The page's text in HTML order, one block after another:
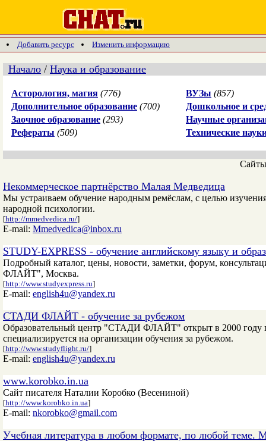
Добавить ресурс Изменить информацию
Начало / Наука и образование
Асторология, магия (776) ВУЗы (857)
Дополнительное образование (700)
Дошкольное и
Заочное образование (293)
Научные
Рефераты (509) Технические
Некоммерческое партнёрство Малая Медведица
Мы устраиваем обучение народным ремёслам, с целью
народной психологии.
[http://mmedvedica.ru/]
E-mail: Mmedvedica@inbox.ru
STUDY-EXPRESS - обучение английскому языку и
Подробный каталог, цены, новости, заметки, форум,
ФЛАЙТ", Москва.
[http://www.studyexpress.ru]
E-mail: english4u@yandex.ru
СТАДИ ФЛАЙТ - обучение за рубежом
Образовательный центр "СТАДИ ФЛАЙТ" открыт в 2000 году
специализируется на организации обучения за рубежом.
[http://www.studyflight.ru/]
E-mail: english4u@yandex.ru
www.korobko.in.ua
Сайт писателя Наталии Коробко (Весениной)
[http://www.korobko.in.ua]
E-mail: nkorobko@gmail.com
Учебная литература в любом формате, по любой теме.